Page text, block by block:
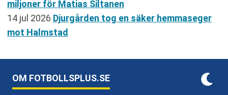
miljoner för Matias Siltanen
14 jul 2026 Djurgården tog en säker hemmaseger
mot Halmstad
OM FOTBOLLSPLUS.SE